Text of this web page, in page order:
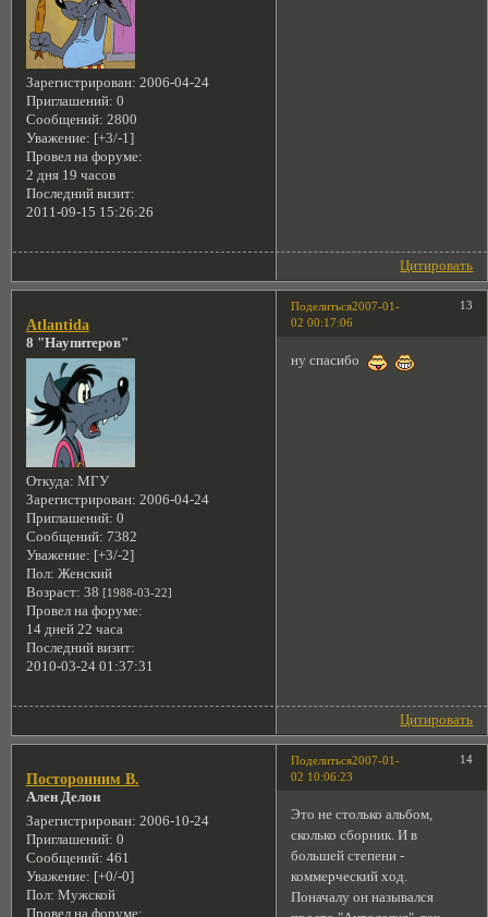
Зарегистрирован: 2006-04-24
Приглашений: 0
Сообщений: 2800
Уважение: [+3/-1]
Провел на форуме:
2 дня 19 часов
Последний визит:
2011-09-15 15:26:26
Цитировать
Поделиться 13
2007-01-
02 00:17:06
Atlantida
8 "Наупитеров"
Откуда: МГУ
Зарегистрирован: 2006-04-24
Приглашений: 0
Сообщений: 7382
Уважение: [+3/-2]
Пол: Женский
Возраст: 38 [1988-03-22]
Провел на форуме:
14 дней 22 часа
Последний визит:
2010-03-24 01:37:31
ну спасибо
Цитировать
Поделиться 14
2007-01-
02 10:06:23
Посторонним В.
Ален Делон
Зарегистрирован: 2006-10-24
Приглашений: 0
Сообщений: 461
Уважение: [+0/-0]
Пол: Мужской
Провел на форуме:
Это не столько альбом,
сколько сборник. И в
большей степени -
коммерческий ход.
Поначалу он назывался